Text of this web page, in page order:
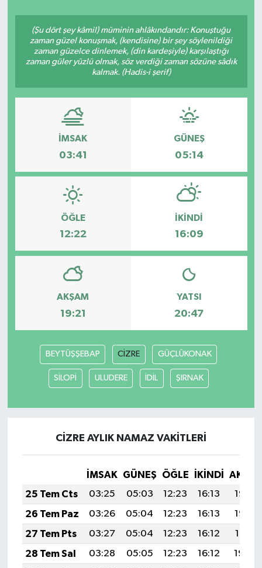
(Şu dört şey kâmil) müminin ahlâkındandır: Konuştuğu
zaman güzel konuşmak, (kendisine) bir şey söylenildiği
zaman güzelce dinlemek, (din kardeşiyle) karşılaştığı
zaman güler yüzlü olmak, söz verdiği zaman sözüne sâdık
kalmak. (Hadis-i şerif)
İMSAK
03:41
GÜNEŞ
05:14
ÖĞLE
12:22
İKINDI
16:09
AKŞAM
19:21
YATSI
20:47
BEYTÜŞŞEBAP CİZRE GÜÇLÜKONAK
SİLOPİ ULUDERE İDİL ŞIRNAK
CİZRE AYLIK NAMAZ VAKITLERI
İMSAK GÜNEŞ ÖĞLE İKINDI
25 Tem Cts
03:25 05:03 12:23 16:13
19:33
26 Tem Paz
03:26 05:04 12:23 16:13
19:32
27 Tem Pts
03:27 05:04 12:23 16:12
19:31
28 Tem Sal
03:28 05:05 12:23 16:12
19:30
Dış Haberler
EĞİTİM
EKONOMİ
English News
Flaş Haber
Gayrimenkul
GÜNDEM
Güvenlik
HABERDE İNSAN
İNSAN
İş Dünyası
Kadın
MAGAZİN